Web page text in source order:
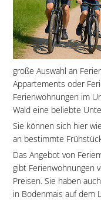
große Auswahl an
Appartements oder
Ferienwohnungen im
Wald eine beliebte
Sie können sich hier
an bestimmte
Das Angebot von
gibt Ferienwohnungen
Preisen. Sie haben
in Bodenmais auf dem